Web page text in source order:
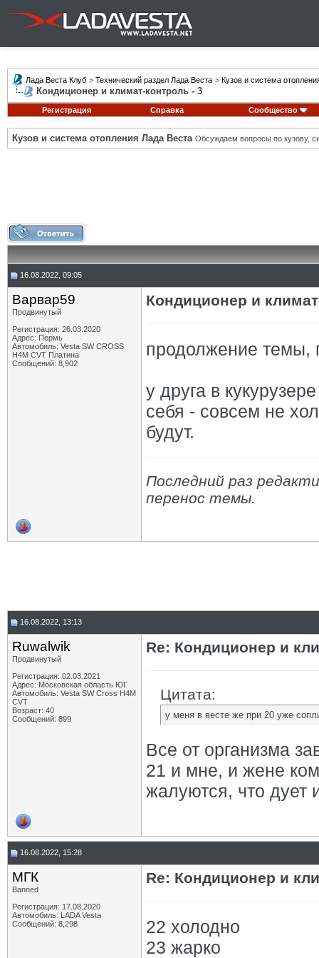
Лада Веста Клуб > Технический раздел Лада Веста > Кузов и система
Кондиционер и климат-контроль - 3
Регистрация Справка Сообщество
Кузов и система отопления Лада Веста Обсуждаем вопросы по кузову,
16.08.2022, 09:05
Варвар59
Продвинутый
Регистрация: 26.03.2020
Адрес: Пермь
Автомобиль: Vesta SW CROSS
H4M CVT Платина
Сообщений: 8,902
Кондиционер и
продолжение
у друга в
себя - совсем не
будут.
Последний раз
перенос темы.
16.08.2022, 13:13
Ruwalwik
Продвинутый
Регистрация: 02.03.2021
Адрес: Московская область ЮГ
Автомобиль: Vesta SW Cross H4M
CVT
Возраст: 40
Сообщений: 899
Re: Кондиционер и
Цитата:
у меня в весте же при 20 уже
Все от организма
21 и мне, и жене
жалуются, что дует
16.08.2022, 15:28
МГК
Banned
Регистрация: 17.08.2020
Автомобиль: LADA Vesta
Сообщений: 8,298
Re: Кондиционер и
22 холодно
23 жарко